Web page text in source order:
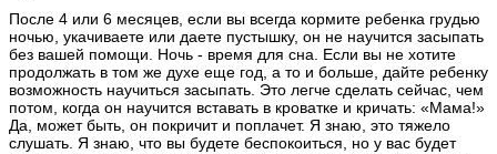
После 4 или 6 месяцев, если вы всегда кормите ребенка грудью
ночью, укачиваете или даете пустышку, он не научится засыпать
без вашей помощи. Ночь - время для сна. Если вы не хотите
продолжать в том же духе еще год, а то и больше, дайте ребенку
возможность научиться засыпать. Это легче сделать сейчас, чем
потом, когда он научится вставать в кроватке и кричать: «Мама!»
Да, может быть, он покричит и поплачет. Я знаю, это тяжело
слушать. Я знаю, что вы будете беспокоиться, но у вас будет